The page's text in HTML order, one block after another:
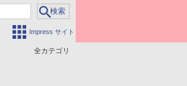
Impress サイト
全カテゴリ